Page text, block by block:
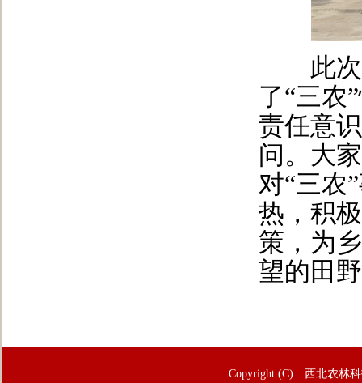
此次
了“三农
责任意
问。大
对“三农
热，积
策，为
望的田
Copyright (C) 西北农林